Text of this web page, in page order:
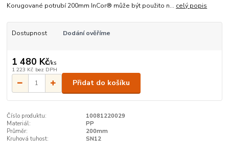
Korugované potrubí 200mm InCor® může být použito n... celý popis
Dostupnost Dodání ověříme
1 480 Kč/ks
1 223 Kč bez DPH
Přidat do košíku
Číslo produktu:
10081220029
Materiál:
PP
Průměr:
200mm
Kruhová tuhost:
SN12